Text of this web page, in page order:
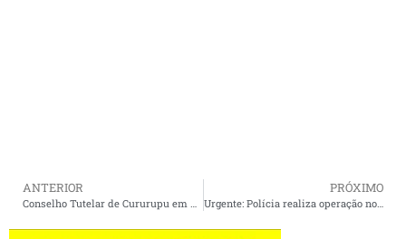
ANTERIOR PRÓXIMO
Urgente: Polícia realiza operação no litoral maranhense.